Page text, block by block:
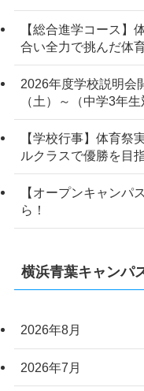
【総合進学コース】
合い全力で挑んだ体
2026年度学校説明会
（土）～（中学3年生
【学校行事】体育
ルクラスで優勝を目
【オープンキャンパ
ら！
横浜青葉キャンパ
2026年8月
2026年7月